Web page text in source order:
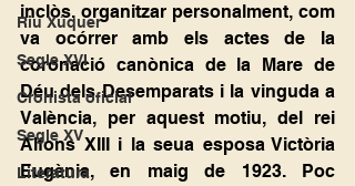
Riu Xúquer
Segle XVI
Cronista oficial
Segle XV
Literatura
inclòs, organitzar personalment, com
va ocórrer amb els actes de la
coronació canònica de la Mare de
Déu dels Desemparats i la vinguda a
València, per aquest motiu, del rei
Alfons XIII i la seua esposa Victòria
Eugènia, en maig de 1923. Poc